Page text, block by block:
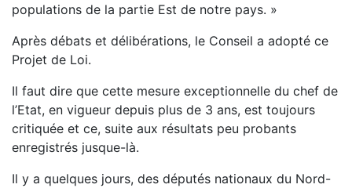
populations de la partie Est de notre pays. »
Après débats et délibérations, le Conseil a adopté ce
Projet de Loi.
Il faut dire que cette mesure exceptionnelle du chef de
l’Etat, en vigueur depuis plus de 3 ans, est toujours
critiquée et ce, suite aux résultats peu probants
enregistrés jusque-là.
Il y a quelques jours, des députés nationaux du Nord-